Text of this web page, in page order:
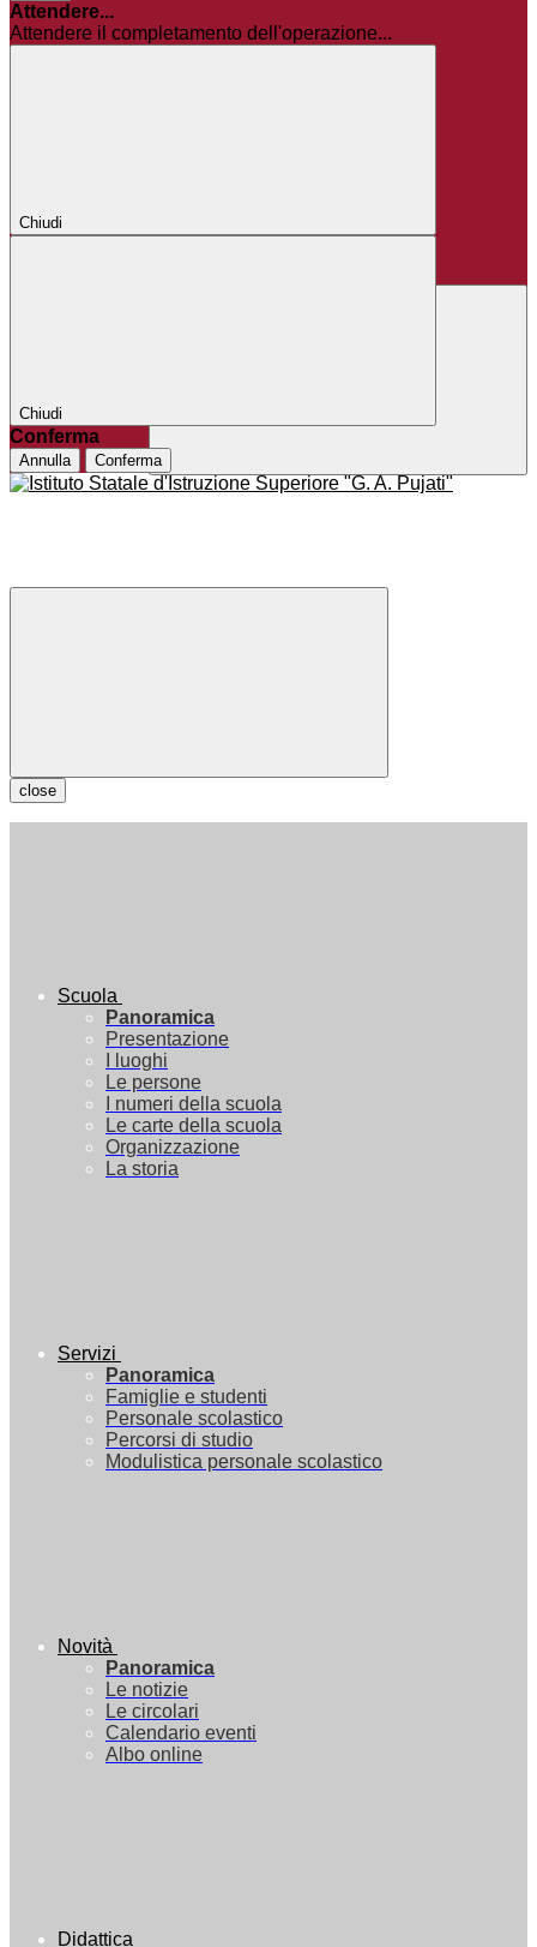
Attendere...
Attendere il completamento dell'operazione...
Chiudi
Chiudi
Conferma
Annulla Conferma
close
Scuola
Panoramica
Presentazione
I luoghi
Le persone
I numeri della scuola
Le carte della scuola
Organizzazione
La storia
Servizi
Panoramica
Famiglie e studenti
Personale scolastico
Percorsi di studio
Modulistica personale scolastico
Novità
Panoramica
Le notizie
Le circolari
Calendario eventi
Albo online
Didattica